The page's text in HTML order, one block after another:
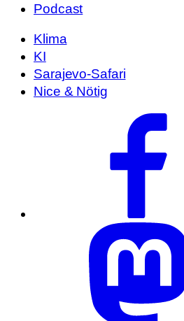
Podcast
Klima
KI
Sarajevo-Safari
Nice & Nötig